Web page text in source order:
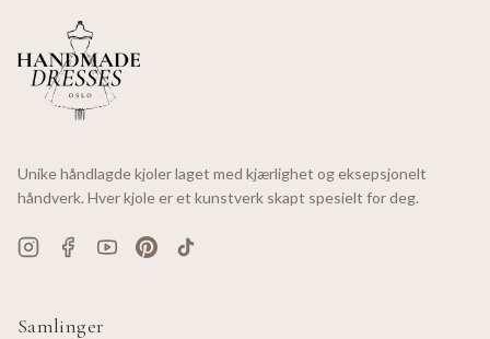
Unike håndlagde kjoler laget med kjærlighet og eksepsjonelt
håndverk. Hver kjole er et kunstverk skapt spesielt for deg.
Samlinger